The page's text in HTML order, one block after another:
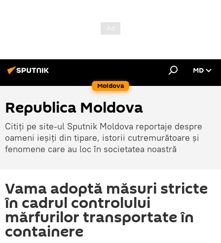
Moldova
MD
Republica Moldova
Citiți pe site-ul Sputnik Moldova reportaje despre
oameni ieșiți din tipare, istorii cutremurătoare și
fenomene care au loc în societatea noastră
Vama adoptă măsuri stricte
în cadrul controlului
mărfurilor transportate în
containere